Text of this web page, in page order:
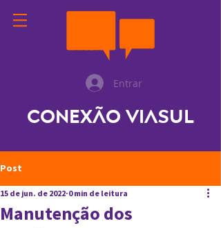
Entrar
Conexão ViaSul
Post
Manutenção dos
15 de jun. de 2022 0 min de leitura